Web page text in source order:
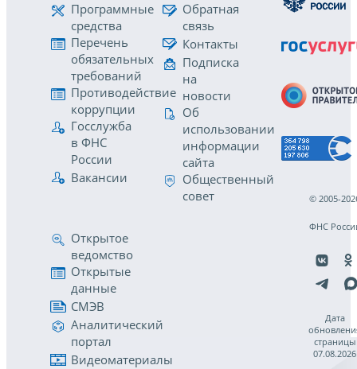
Программные
средства
Перечень
обязательных
требований
Противодействие
коррупции
Госслужба
в ФНС
России
Вакансии
Обратная
связь
Контакты
Подписка
на
новости
Об
использовании
информации
сайта
Общественный
совет
Открытое
ведомство
Открытые
данные
СМЭВ
Аналитический
портал
Видеоматериалы
© 2005-
ФНС
Дата
страницы
07.08.2026